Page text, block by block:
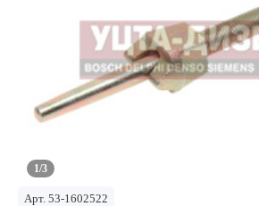
1/3
Арт. 53-1602522